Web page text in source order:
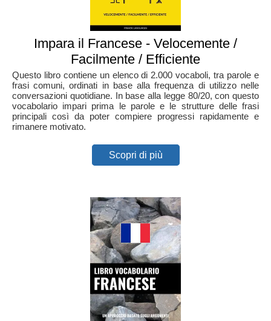
Impara il Francese - Velocemente /
Facilmente / Efficiente
Questo libro contiene un elenco di 2.000 vocaboli, tra parole e
frasi comuni, ordinati in base alla frequenza di utilizzo nelle
conversazioni quotidiane. In base alla legge 80/20, con questo
vocabolario impari prima le parole e le strutture delle frasi
principali così da poter compiere progressi rapidamente e
rimanere motivato.
Scopri di più